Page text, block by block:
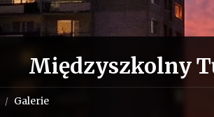
Międzyszkolny
/ Galerie